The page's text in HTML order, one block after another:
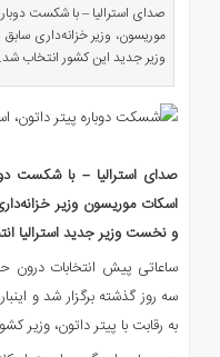
صدای استرالیا – با شکست
موریسون، وزیر خزانه‌داری
وزیر جدید این کشور انتخاب شد.
صدای استرالیا – با شکست
اسکات موریسون وزیر
و نخست وزیر جدید استرالیا
ساعاتی پیش انتخابات درون
سه روز گذشته برگزار شد و
به رقابت با پیتر داتون، وزیر